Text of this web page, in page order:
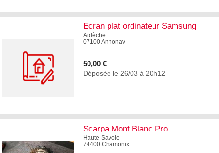
Ecran plat ordinateur Samsung
Ardèche
07100 Annonay
50,00 €
Déposée le 26/03 à 20h12
Scarpa Mont Blanc Pro
Haute-Savoie
74400 Chamonix